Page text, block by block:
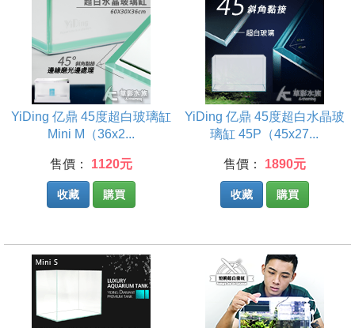
YiDing 亿鼎 45度超白玻璃缸
Mini M（36x2...
售價： 1120元
收藏 購買
YiDing 亿鼎 45度超白水晶玻
璃缸 45P（45x27...
售價： 1890元
收藏 購買